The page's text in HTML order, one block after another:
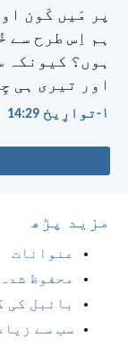
پر مَیں کَون
ہم اِس طرح سے
ہوں؟ کیونکہ
اور تیری ہی
۱-توارِیخ 29:‏14
مزید پڑھ
عنوانات
محفوظ
بائبل کی
سب سے